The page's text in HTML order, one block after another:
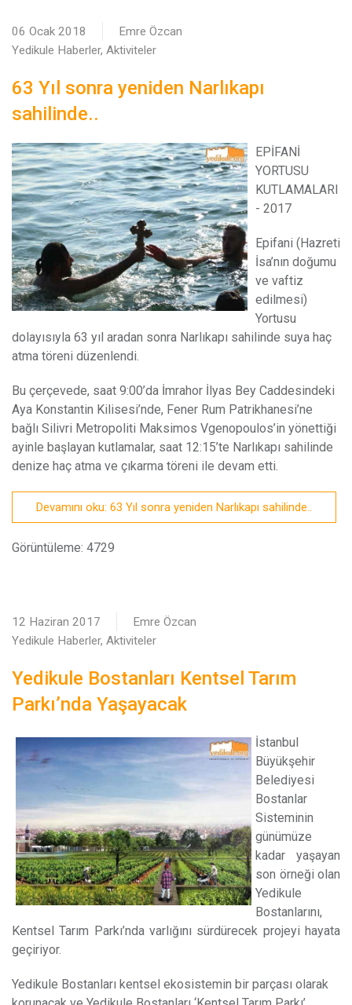
06 Ocak 2018
Emre Özcan
Yedikule Haberler, Aktiviteler
63 Yıl sonra yeniden Narlıkapı
sahilinde..
EPİFANİ
YORTUSU
KUTLAMALARI
- 2017
Epifani (Hazreti
İsa’nın doğumu
ve vaftiz
edilmesi)
Yortusu
dolayısıyla 63 yıl aradan sonra Narlıkapı sahilinde suya haç
atma töreni düzenlendi.
Bu çerçevede, saat 9:00’da İmrahor İlyas Bey Caddesindeki
Aya Konstantin Kilisesi’nde, Fener Rum Patrikhanesi’ne
bağlı Silivri Metropoliti Maksimos Vgenopoulos’in yönettiği
ayinle başlayan kutlamalar, saat 12:15’te Narlıkapı sahilinde
denize haç atma ve çıkarma töreni ile devam etti.
Devamını oku: 63 Yıl sonra yeniden Narlıkapı sahilinde..
Görüntüleme: 4729
12 Haziran 2017
Emre Özcan
Yedikule Haberler, Aktiviteler
Yedikule Bostanları Kentsel Tarım
Parkı’nda Yaşayacak
İstanbul
Büyükşehir
Belediyesi
Bostanlar
Sisteminin
günümüze
kadar yaşayan
son örneği olan
Yedikule
Bostanlarını,
Kentsel Tarım Parkı’nda varlığını sürdürecek projeyi hayata
geçiriyor.
Yedikule Bostanları kentsel ekosistemin bir parçası olarak